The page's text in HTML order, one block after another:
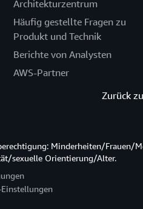
Architekturzentrum
Häufig gestellte Fragen zu
Produkt und Technik
Berichte von Analysten
AWS-Partner
Zurück
Minderheiten/Frauen/
sexuelle Orientierung/Alter.